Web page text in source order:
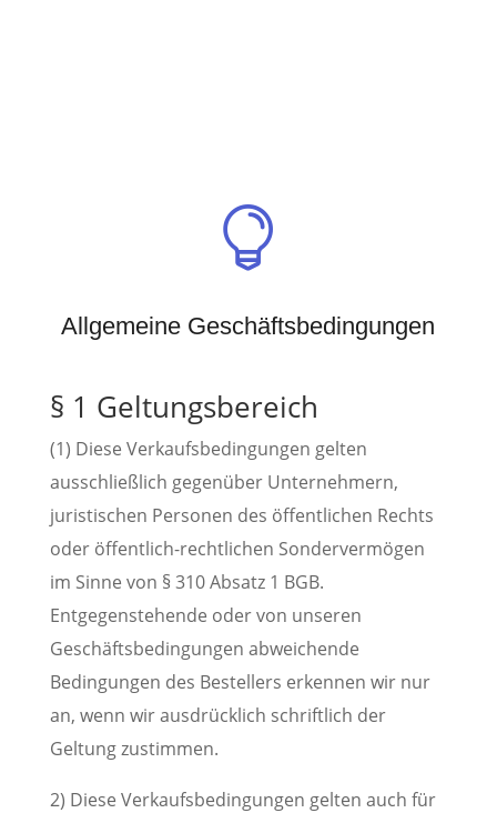

Allgemeine Geschäftsbedingungen
§ 1 Geltungsbereich
(1) Diese Verkaufsbedingungen gelten
ausschließlich gegenüber Unternehmern,
juristischen Personen des öffentlichen Rechts
oder öffentlich-rechtlichen Sondervermögen
im Sinne von § 310 Absatz 1 BGB.
Entgegenstehende oder von unseren
Geschäftsbedingungen abweichende
Bedingungen des Bestellers erkennen wir nur
an, wenn wir ausdrücklich schriftlich der
Geltung zustimmen.
2) Diese Verkaufsbedingungen gelten auch für